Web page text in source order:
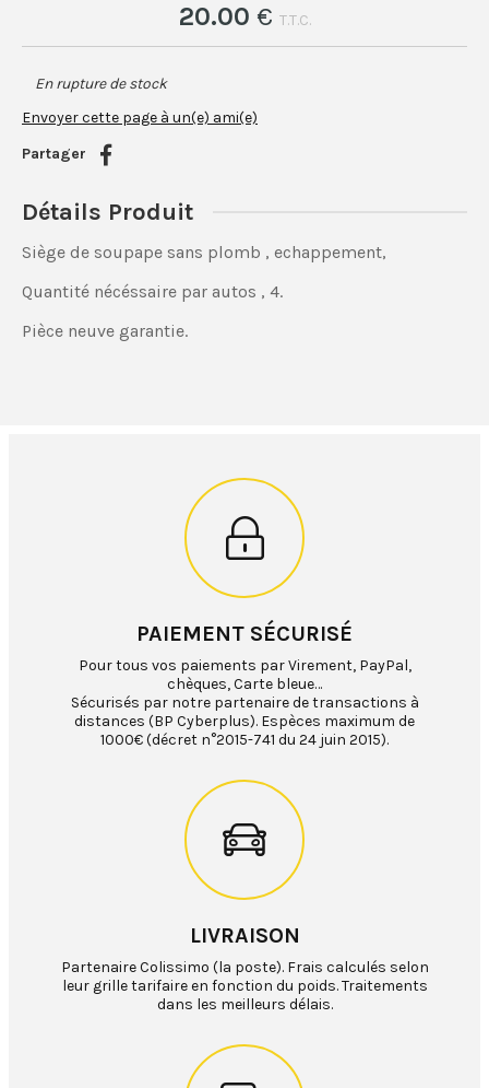
20.00 € T.T.C.
En rupture de stock
Envoyer cette page à un(e) ami(e)
Partager
Détails Produit
Siège de soupape sans plomb , echappement,
Quantité nécéssaire par autos , 4.
Pièce neuve garantie.
PAIEMENT SÉCURISÉ
Pour tous vos paiements par Virement, PayPal,
chèques, Carte bleue…
Sécurisés par notre partenaire de transactions à
distances (BP Cyberplus). Espèces maximum de
1000€ (décret n°2015-741 du 24 juin 2015).
LIVRAISON
Partenaire Colissimo (la poste). Frais calculés selon
leur grille tarifaire en fonction du poids. Traitements
dans les meilleurs délais.